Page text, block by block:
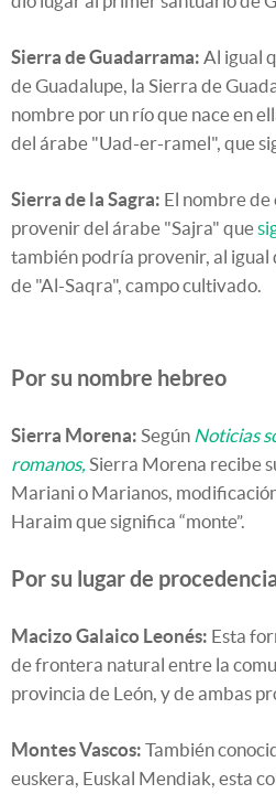
Sierra de Guadarrama: Al igual
de Guadalupe, la Sierra de
nombre por un río que nace en
del árabe "Uad-er-ramel", que
Sierra de la Sagra: El nombre
provenir del árabe "Sajra" que
también podría provenir, al igual
de "Al-Saqra", campo cultivado.
Por su nombre hebreo
Sierra Morena: Según Noticias
romanos, Sierra Morena recibe
Mariani o Marianos,
Haraim que significa “monte”.
Por su lugar de
Macizo Galaico Leonés: Esta
de frontera natural entre la
provincia de León, y de ambas
Montes Vascos: También
euskera, Euskal Mendiak, esta